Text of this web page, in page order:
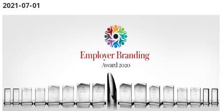
2021-07-01